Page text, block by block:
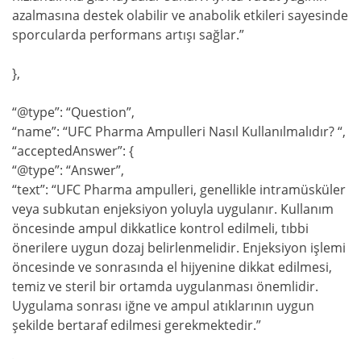
azalmasına destek olabilir ve anabolik etkileri sayesinde
sporcularda performans artışı sağlar.”
},
“@type”: “Question”,
“name”: “UFC Pharma Ampulleri Nasıl Kullanılmalıdır? “,
“acceptedAnswer”: {
“@type”: “Answer”,
“text”: “UFC Pharma ampulleri, genellikle intramüsküler
veya subkutan enjeksiyon yoluyla uygulanır. Kullanım
öncesinde ampul dikkatlice kontrol edilmeli, tıbbi
önerilere uygun dozaj belirlenmelidir. Enjeksiyon işlemi
öncesinde ve sonrasında el hijyenine dikkat edilmesi,
temiz ve steril bir ortamda uygulanması önemlidir.
Uygulama sonrası iğne ve ampul atıklarının uygun
şekilde bertaraf edilmesi gerekmektedir.”